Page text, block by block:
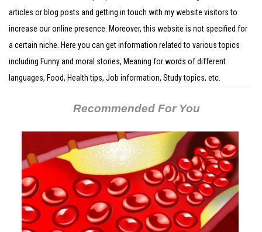
articles or blog posts and getting in touch with my website visitors to
increase our online presence. Moreover, this website is not specified for
a certain niche. Here you can get information related to various topics
including Funny and moral stories, Meaning for words of different
languages, Food, Health tips, Job information, Study topics, etc.
Recommended For You